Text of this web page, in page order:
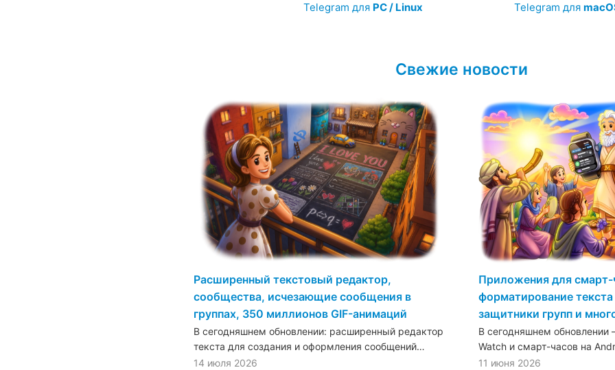
Telegram для PC / Linux Telegram для
Свежие новости
Расширенный текстовый редактор,
сообщества, исчезающие сообщения в
группах, 350 миллионов GIF-анимаций
В сегодняшнем обновлении: расширенный редактор
текста для создания и оформления сообщений…
14 июля 2026
Приложения для смарт-
форматирование
защитники групп и
В сегодняшнем обновлении
Watch и смарт-часов на
11 июня 2026